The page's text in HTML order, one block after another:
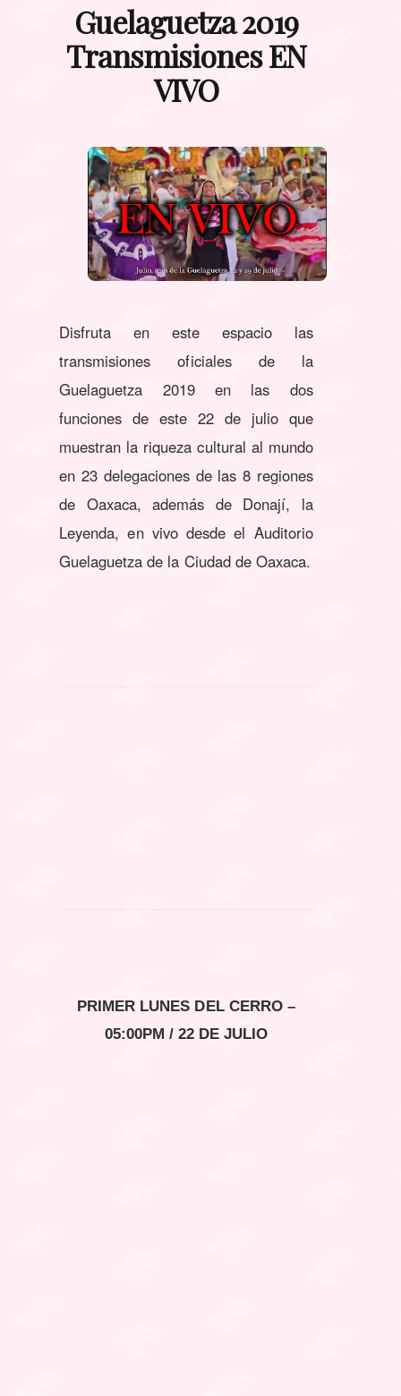
Guelaguetza 2019
Transmisiones EN
VIVO
Disfruta en este espacio las
transmisiones oficiales de la
Guelaguetza 2019 en las dos
funciones de este 22 de julio que
muestran la riqueza cultural al mundo
en 23 delegaciones de las 8 regiones
de Oaxaca, además de Donají, la
Leyenda, en vivo desde el Auditorio
Guelaguetza de la Ciudad de Oaxaca.
PRIMER LUNES DEL CERRO –
05:00PM / 22 DE JULIO